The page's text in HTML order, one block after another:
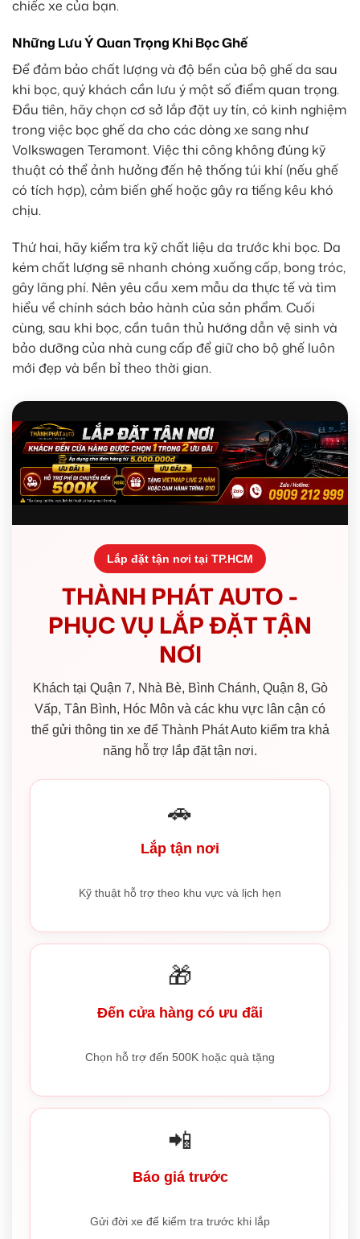
chiếc xe của bạn.
Những Lưu Ý Quan Trọng Khi Bọc Ghế
Để đảm bảo chất lượng và độ bền của bộ ghế da sau
khi bọc, quý khách cần lưu ý một số điểm quan trọng.
Đầu tiên, hãy chọn cơ sở lắp đặt uy tín, có kinh nghiệm
trong việc bọc ghế da cho các dòng xe sang như
Volkswagen Teramont. Việc thi công không đúng kỹ
thuật có thể ảnh hưởng đến hệ thống túi khí (nếu ghế
có tích hợp), cảm biến ghế hoặc gây ra tiếng kêu khó
chịu.
Thứ hai, hãy kiểm tra kỹ chất liệu da trước khi bọc. Da
kém chất lượng sẽ nhanh chóng xuống cấp, bong tróc,
gây lãng phí. Nên yêu cầu xem mẫu da thực tế và tìm
hiểu về chính sách bảo hành của sản phẩm. Cuối
cùng, sau khi bọc, cần tuân thủ hướng dẫn vệ sinh và
bảo dưỡng của nhà cung cấp để giữ cho bộ ghế luôn
mới đẹp và bền bỉ theo thời gian.
Lắp đặt tận nơi tại TP.HCM
THÀNH PHÁT AUTO -
PHỤC VỤ LẮP ĐẶT TẬN
NƠI
Khách tại Quận 7, Nhà Bè, Bình Chánh, Quận 8, Gò
Vấp, Tân Bình, Hóc Môn và các khu vực lân cận có
thể gửi thông tin xe để Thành Phát Auto kiểm tra khả
năng hỗ trợ lắp đặt tận nơi.
🚗
Lắp tận nơi
Kỹ thuật hỗ trợ theo khu vực và lịch hẹn
🎁
Đến cửa hàng có ưu đãi
Chọn hỗ trợ đến 500K hoặc quà tặng
📲
Báo giá trước
Gửi đời xe để kiểm tra trước khi lắp